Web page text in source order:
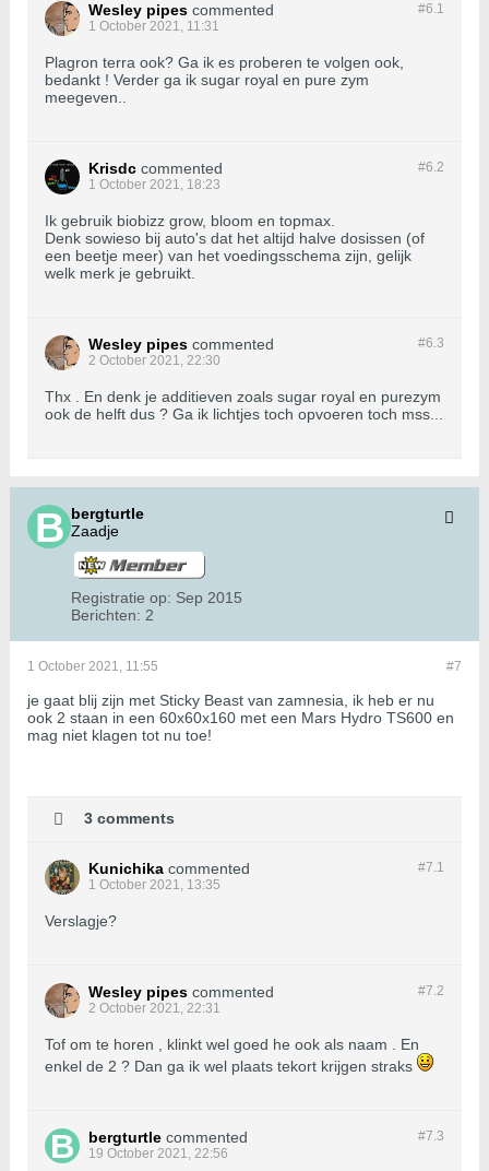
#6.1
Wesley pipes commented
1 October 2021, 11:31
Plagron terra ook? Ga ik es proberen te volgen ook,
bedankt ! Verder ga ik sugar royal en pure zym
meegeven..
#6.2
Krisdc commented
1 October 2021, 18:23
Ik gebruik biobizz grow, bloom en topmax.
Denk sowieso bij auto's dat het altijd halve dosissen (of
een beetje meer) van het voedingsschema zijn, gelijk
welk merk je gebruikt.
#6.3
Wesley pipes commented
2 October 2021, 22:30
Thx . En denk je additieven zoals sugar royal en purezym
ook de helft dus ? Ga ik lichtjes toch opvoeren toch mss...
bergturtle
Zaadje
Registratie op: Sep 2015
Berichten: 2
#7
1 October 2021, 11:55
je gaat blij zijn met Sticky Beast van zamnesia, ik heb er nu
ook 2 staan in een 60x60x160 met een Mars Hydro TS600 en
mag niet klagen tot nu toe!
3 comments
#7.1
Kunichika commented
1 October 2021, 13:35
Verslagje?
#7.2
Wesley pipes commented
2 October 2021, 22:31
Tof om te horen , klinkt wel goed he ook als naam . En
enkel de 2 ? Dan ga ik wel plaats tekort krijgen straks
#7.3
bergturtle commented
19 October 2021, 22:56